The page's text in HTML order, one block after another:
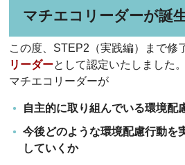
マチエコリーダーが誕
この度、STEP2（実践編）まで修
リーダーとして認定いたしました。
マチエコリーダーが
自主的に取り組んでいる環境配
今後どのような環境配慮行動を
していくか